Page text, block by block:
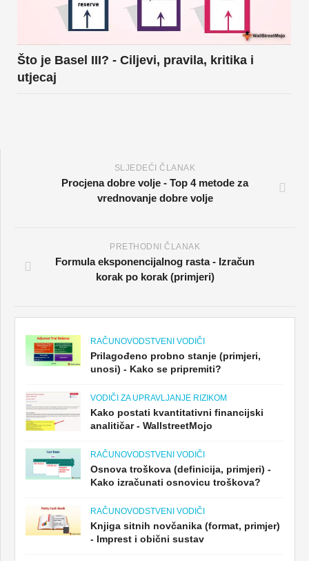
Što je Basel III? - Ciljevi, pravila, kritika i
utjecaj
SLJEDEĆI ČLANAK
Procjena dobre volje - Top 4 metode za
vrednovanje dobre volje
PRETHODNI ČLANAK
Formula eksponencijalnog rasta - Izračun
korak po korak (primjeri)
RAČUNOVODSTVENI VODIČI
Prilagođeno probno stanje (primjeri,
unosi) - Kako se pripremiti?
VODIČI ZA UPRAVLJANJE RIZIKOM
Kako postati kvantitativni financijski
analitičar - WallstreetMojo
RAČUNOVODSTVENI VODIČI
Osnova troškova (definicija, primjeri) -
Kako izračunati osnovicu troškova?
RAČUNOVODSTVENI VODIČI
Knjiga sitnih novčanika (format, primjer)
- Imprest i obični sustav